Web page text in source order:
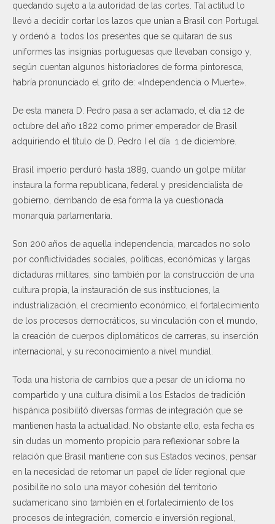
quedando sujeto a la autoridad de las cortes. Tal actitud lo
llevó a decidir cortar los lazos que unían a Brasil con Portugal
y ordenó a todos los presentes que se quitaran de sus
uniformes las insignias portuguesas que llevaban consigo y,
según cuentan algunos historiadores de forma pintoresca,
habría pronunciado el grito de: «Independencia o Muerte».
De esta manera D. Pedro pasa a ser aclamado, el día 12 de
octubre del año 1822 como primer emperador de Brasil
adquiriendo el título de D. Pedro I el día 1 de diciembre.
Brasil imperio perduró hasta 1889, cuando un golpe militar
instaura la forma republicana, federal y presidencialista de
gobierno, derribando de esa forma la ya cuestionada
monarquía parlamentaria.
Son 200 años de aquella independencia, marcados no solo
por conflictividades sociales, políticas, económicas y largas
dictaduras militares, sino también por la construcción de una
cultura propia, la instauración de sus instituciones, la
industrialización, el crecimiento económico, el fortalecimiento
de los procesos democráticos, su vinculación con el mundo,
la creación de cuerpos diplomáticos de carreras, su inserción
internacional, y su reconocimiento a nivel mundial.
Toda una historia de cambios que a pesar de un idioma no
compartido y una cultura disímil a los Estados de tradición
hispánica posibilitó diversas formas de integración que se
mantienen hasta la actualidad. No obstante ello, esta fecha es
sin dudas un momento propicio para reflexionar sobre la
relación que Brasil mantiene con sus Estados vecinos, pensar
en la necesidad de retomar un papel de líder regional que
posibilite no solo una mayor cohesión del territorio
sudamericano sino también en el fortalecimiento de los
procesos de integración, comercio e inversión regional,